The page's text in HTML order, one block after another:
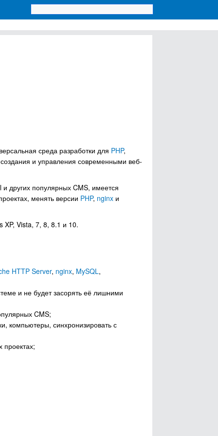
среда разработки для PHP,
и управления современными веб-
и других популярных CMS, имеется
менять версии PHP, nginx и
XP, Vista, 7, 8, 8.1 и 10.
HTTP Server, nginx, MySQL,
и не будет засорять её лишними
CMS;
компьютеры, синхронизировать с
проектах;